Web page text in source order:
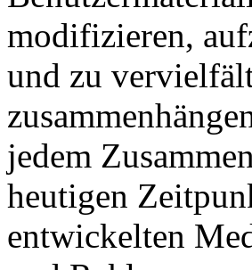
modifizieren,
und zu
jedem
heutigen
entwickelten